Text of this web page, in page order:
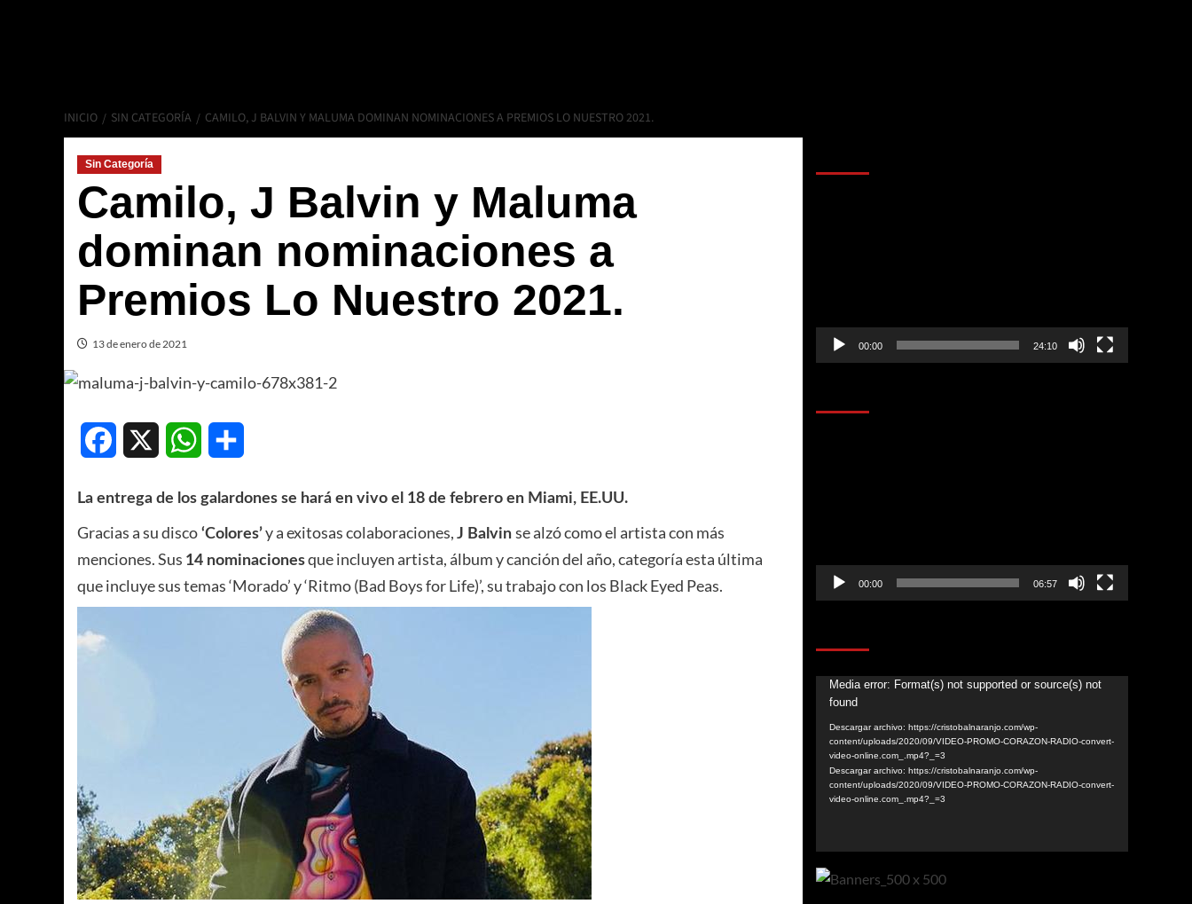
INICIO SIN CATEGORÍA CAMILO, J BALVIN Y MALUMA DOMINAN NOMINACIONES A PREMIOS LO NUESTRO 2021.
Sin Categoría
Camilo, J Balvin y Maluma
dominan nominaciones a
Premios Lo Nuestro 2021.
13 de enero de 2021
Facebook WhatsApp
La entrega de los galardones se hará en vivo el 18 de febrero en Miami, EE.UU.
Gracias a su disco ‘Colores’y a exitosas colaboraciones, J Balvin se alzó como el artista con más
menciones. Sus 14 nominacionesque incluyen artista, álbum y canción del año, categoría esta última
que incluye sus temas ‘Morado’ y ‘Ritmo (Bad Boys for Life)’, su trabajo con los Black Eyed Peas.
00:00 24:10
00:00 06:57
Reproductor
vídeo
Media error: Format(s) not supported or source(s) not
found
Descargar archivo: https://cristobalnaranjo.com/wp-
content/uploads/2020/09/VIDEO-PROMO-CORAZON-RADIO-convert-
video-online.com_.mp4?_=3
Descargar archivo: https://cristobalnaranjo.com/wp-
content/uploads/2020/09/VIDEO-PROMO-CORAZON-RADIO-convert-
video-online.com_.mp4?_=3